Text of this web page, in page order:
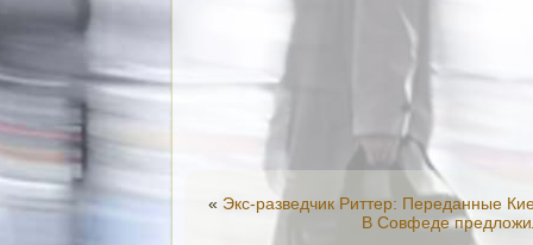
« Экс-разведчик Риттер: Переданные
В Совфеде